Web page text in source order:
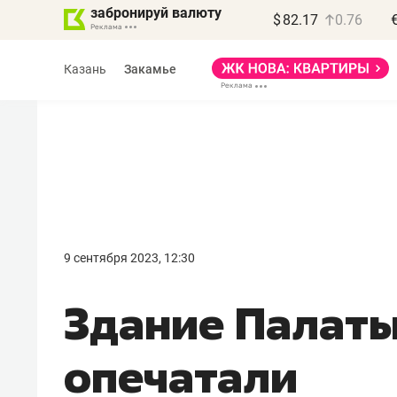
забронируй валюту $ 82.17 0.76
Казань Закамье
9 сентября 2023, 12:30
Здание
опечатали
правил, бизнес может
потерять минимум